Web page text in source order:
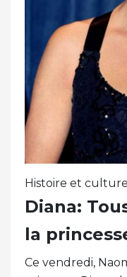
Histoire et culture
Diana:
la
Ce vendredi,